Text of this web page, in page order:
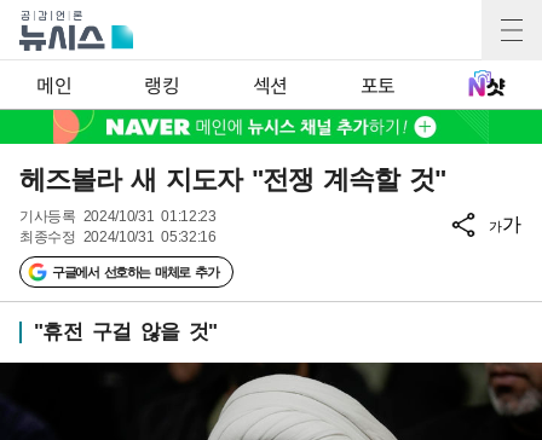
메인 랭킹 섹션 포토
헤즈볼라 새 지도자 "전쟁 계속할 것"
기사등록 2024/10/31 01:12:23
최종수정 2024/10/31 05:32:16
구글에서 선호하는 매체로 추가
가가
"휴전 구걸 않을 것"